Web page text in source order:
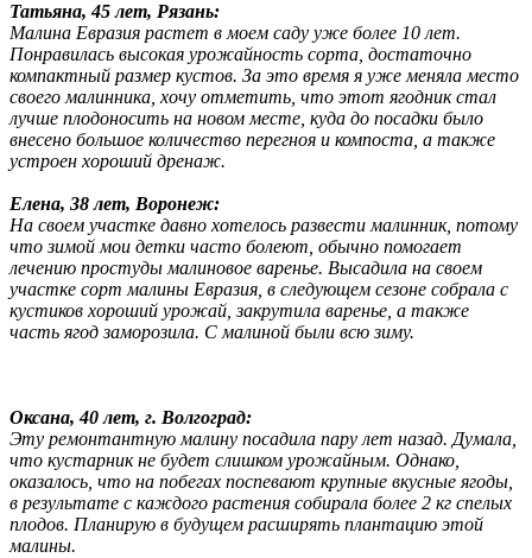
Татьяна, 45 лет, Рязань:
Малина Евразия растет в моем саду уже более 10 лет.
Понравилась высокая урожайность сорта, достаточно
компактный размер кустов. За это время я уже меняла место
своего малинника, хочу отметить, что этот ягодник стал
лучше плодоносить на новом месте, куда до посадки было
внесено большое количество перегноя и компоста, а также
устроен хороший дренаж.
Елена, 38 лет, Воронеж:
На своем участке давно хотелось развести малинник, потому
что зимой мои детки часто болеют, обычно помогает
лечению простуды малиновое варенье. Высадила на своем
участке сорт малины Евразия, в следующем сезоне собрала с
кустиков хороший урожай, закрутила варенье, а также
часть ягод заморозила. С малиной были всю зиму.
Оксана, 40 лет, г. Волгоград:
Эту ремонтантную малину посадила пару лет назад. Думала,
что кустарник не будет слишком урожайным. Однако,
оказалось, что на побегах поспевают крупные вкусные ягоды,
в результате с каждого растения собирала более 2 кг спелых
плодов. Планирую в будущем расширять плантацию этой
малины.